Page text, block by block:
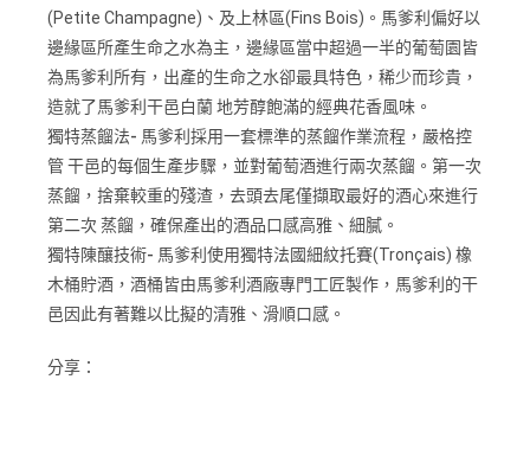
(Petite Champagne)、及上林區(Fins Bois)。馬爹利偏好以
邊緣區所產生命之水為主，邊緣區當中超過一半的葡萄園皆
為馬爹利所有，出產的生命之水卻最具特色，稀少而珍貴，
造就了馬爹利干邑白蘭 地芳醇飽滿的經典花香風味。
獨特蒸餾法- 馬爹利採用一套標準的蒸餾作業流程，嚴格控
管 干邑的每個生產步驟，並對葡萄酒進行兩次蒸餾。第一次
蒸餾，捨棄較重的殘渣，去頭去尾僅擷取最好的酒心來進行
第二次 蒸餾，確保產出的酒品口感高雅、細膩。
獨特陳釀技術- 馬爹利使用獨特法國細紋托賽(Tronçais) 橡
木桶貯酒，酒桶皆由馬爹利酒廠專門工匠製作，馬爹利的干
邑因此有著難以比擬的清雅、滑順口感。
分享：